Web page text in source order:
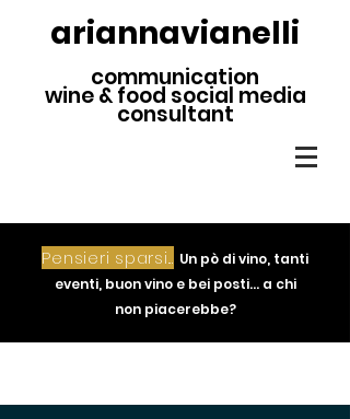
ariannavianelli
communication
wine & food social media
consultant
Pensieri sparsi... Un pò di vino, tanti
eventi, buon vino e bei posti... a chi
non piacerebbe?